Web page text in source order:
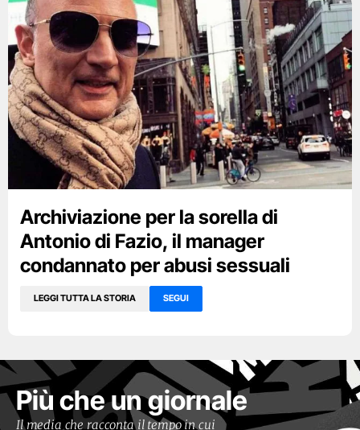
Archiviazione per la sorella di
Antonio di Fazio, il manager
condannato per abusi sessuali
LEGGI TUTTA LA STORIA SEGUI
Più che un giornale
Il media che racconta il tempo in cui